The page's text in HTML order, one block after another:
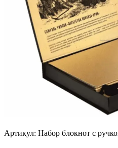
Артикул: Набор блокнот с